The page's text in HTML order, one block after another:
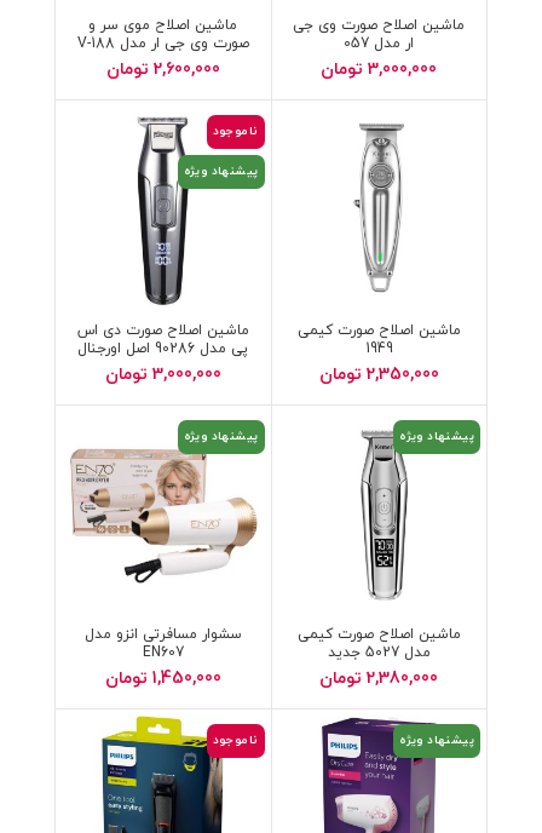
ماشین اصلاح صورت وی جی
ار مدل 057
3,000,000 تومان
ماشین اصلاح موی سر و
صورت وی جی ار مدل V-188
2,600,000 تومان
ماشین اصلاح صورت کیمی
1949
2,350,000 تومان
ناموجود
پیشنهاد ویژه
ماشین اصلاح صورت دی اس
پی مدل 90286 اصل اورجنال
3,000,000 تومان
پیشنهاد ویژه
ماشین اصلاح صورت کیمی
مدل 5027 جدید
2,380,000 تومان
پیشنهاد ویژه
سشوار مسافرتی انزو مدل
EN607
1,450,000 تومان
پیشنهاد ویژه ناموجود